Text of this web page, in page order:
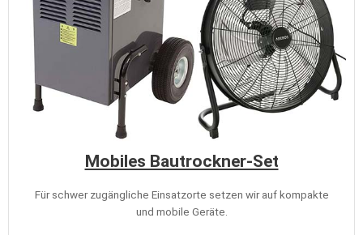
Mobiles Bautrockner-Set
Für schwer zugängliche Einsatzorte setzen wir auf kompakte
und mobile Geräte.